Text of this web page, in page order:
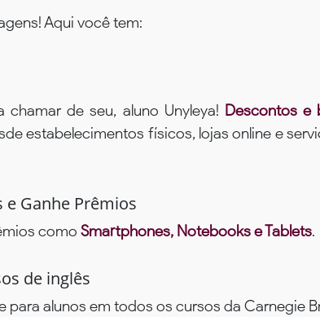
Aqui você tem:
de seu, aluno Unyleya! Descontos e
estabelecimentos físicos, lojas online e
Ganhe Prêmios
como Smartphones, Notebooks e Tablets.
de inglês
para alunos em todos os cursos da Carnegie